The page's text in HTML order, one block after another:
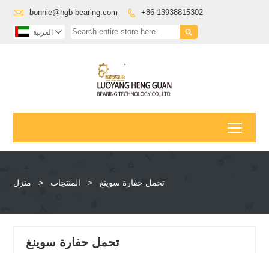
 bonnie@hgb-bearing.com  +86-13938815302
 العربية 
منزل > المنتجات > تحمل حفارة سوينغ
تحمل حفارة سوينغ